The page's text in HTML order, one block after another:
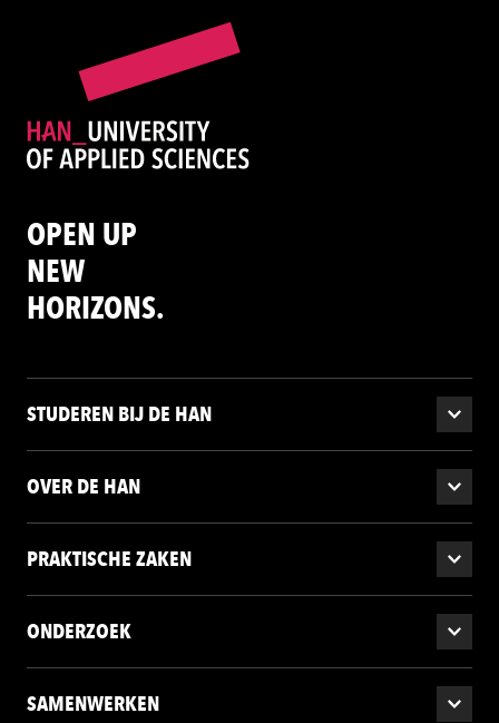
OPEN UP
NEW
HORIZONS.
STUDEREN BIJ DE HAN
OVER DE HAN
PRAKTISCHE ZAKEN
ONDERZOEK
SAMENWERKEN